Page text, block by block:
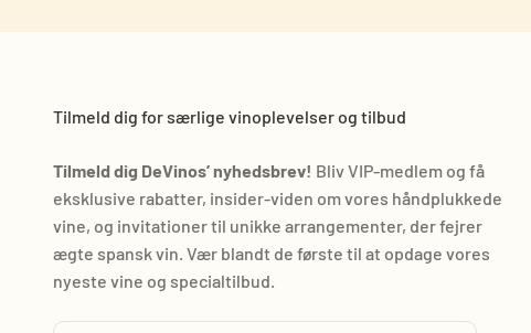
Tilmeld dig for særlige vinoplevelser og tilbud
Tilmeld dig DeVinos’ nyhedsbrev! Bliv VIP-medlem og få
eksklusive rabatter, insider-viden om vores håndplukkede
vine, og invitationer til unikke arrangementer, der fejrer
ægte spansk vin. Vær blandt de første til at opdage vores
nyeste vine og specialtilbud.